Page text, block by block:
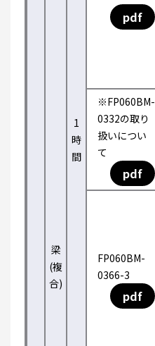
梁
(複
合)
1
時
間
pdf
※FP060BM-
0332の取り
扱いについ
て
pdf
FP060BM-
0366-3
pdf